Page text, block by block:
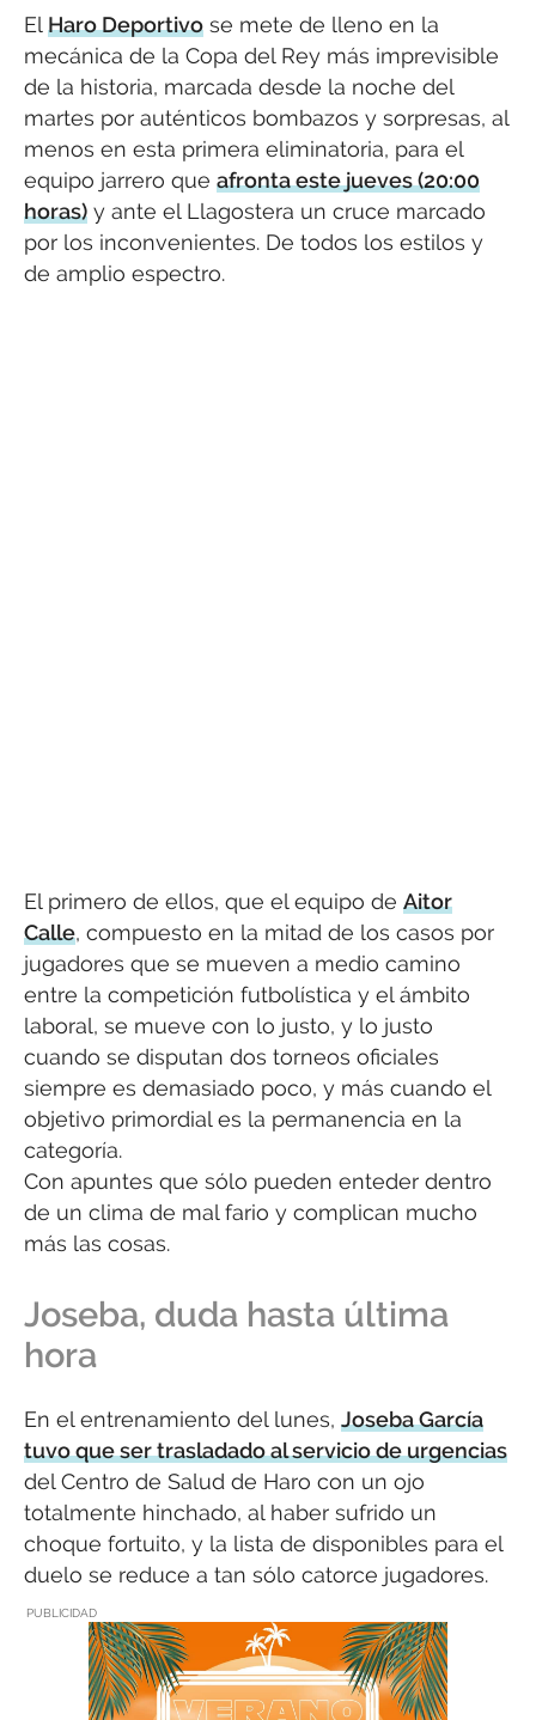
ElHaro Deportivo se mete de lleno en la
mecánica de la Copa del Rey más imprevisible
de la historia, marcada desde la noche del
martes por auténticos bombazos y sorpresas, al
menos en esta primera eliminatoria, para el
equipo jarrero que afronta este jueves (20:00
horas) y ante el Llagostera un cruce marcado
por los inconvenientes. De todos los estilos y
de amplio espectro.
El primero de ellos, que el equipo de Aitor
Calle, compuesto en la mitad de los casos por
jugadores que se mueven a medio camino
entre la competición futbolística y el ámbito
laboral, se mueve con lo justo, y lo justo
cuando se disputan dos torneos oficiales
siempre es demasiado poco, y más cuando el
objetivo primordial es la permanencia en la
categoría.
Con apuntes que sólo pueden enteder dentro
de un clima de mal fario y complican mucho
más las cosas.
Joseba, duda hasta última
hora
En el entrenamiento del lunes, Joseba García
tuvo que ser trasladado al servicio de urgencias
del Centro de Salud de Haro con un ojo
totalmente hinchado, al haber sufrido un
choque fortuito, y la lista de disponibles para el
duelo se reduce a tan sólo catorce jugadores.
PUBLICIDAD